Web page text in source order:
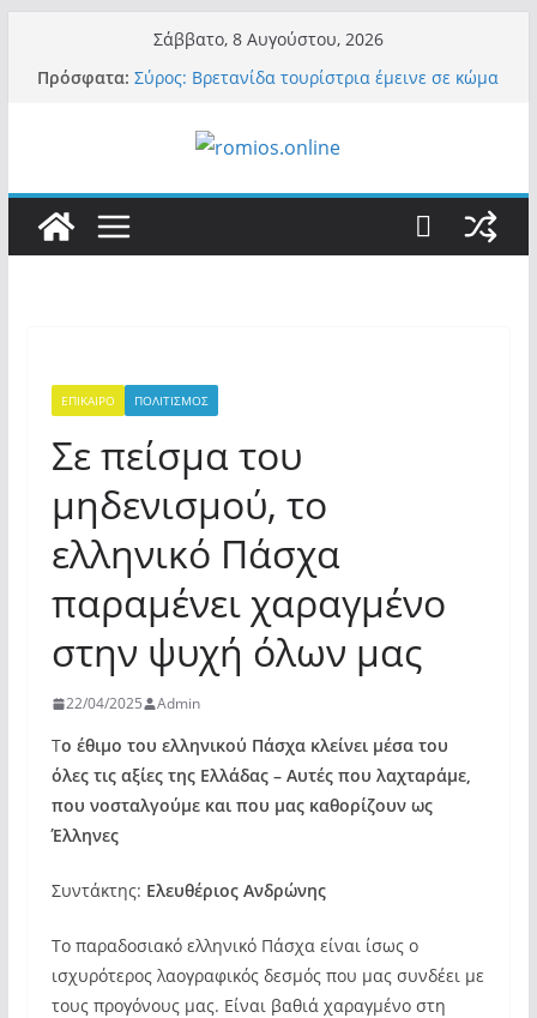
περιεχόμενο
Σάββατο, 8 Αυγούστου, 2026
Πρόσφατα: Σύρος: Βρετανίδα τουρίστρια έμεινε σε κώμα
– Η «μάχη» με τη σπάνια λοίμωξη
Οι ρυθμιστές – Σαμαράς και Κασιδιάρης θα
στο σύστημα και η συνεργασία με Le Pen
«Ελπίδα για Δημοκρατία» σε ΜΜΕ: «Στόχος
Ελλάδα
ΕΠΙΚΑΙΡΟ ΠΟΛΙΤΙΣΜΟΣ
Σε πείσμα του
μηδενισμού, το
ελληνικό Πάσχα
παραμένει χαραγμένο
στην ψυχή όλων μας
22/04/2025 Admin
Το έθιμο του ελληνικού Πάσχα κλείνει μέσα του
όλες τις αξίες της Ελλάδας – Αυτές που λαχταράμε,
που νοσταλγούμε και που μας καθορίζουν ως
Έλληνες
Συντάκτης: Ελευθέριος Ανδρώνης
Το παραδοσιακό ελληνικό Πάσχα είναι ίσως ο
ισχυρότερος λαογραφικός δεσμός που μας συνδέει με
τους προγόνους μας. Είναι βαθιά χαραγμένο στη